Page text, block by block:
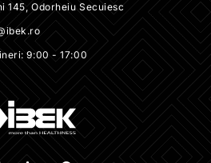
145, Odorheiu Secuiesc
9:00 - 17:00